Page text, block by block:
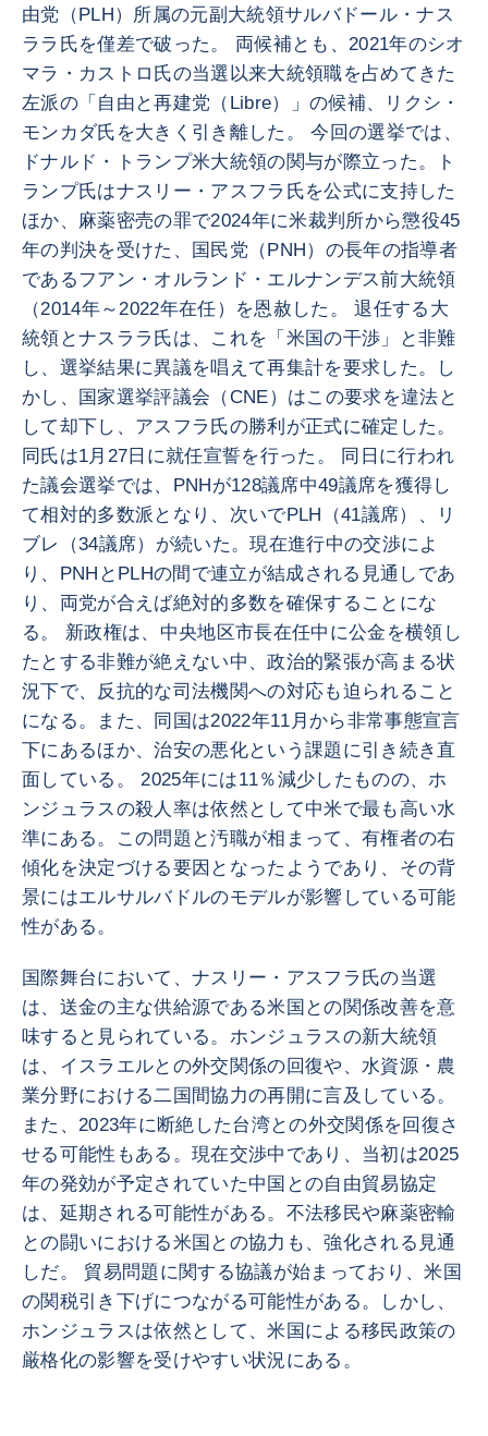
由党（PLH）所属の元副大統領サルバドール・ナス
ララ氏を僅差で破った。 両候補とも、2021年のシオ
マラ・カストロ氏の当選以来大統領職を占めてきた
左派の「自由と再建党（Libre）」の候補、リクシ・
モンカダ氏を大きく引き離した。 今回の選挙では、
ドナルド・トランプ米大統領の関与が際立った。ト
ランプ氏はナスリー・アスフラ氏を公式に支持した
ほか、麻薬密売の罪で2024年に米裁判所から懲役45
年の判決を受けた、国民党（PNH）の長年の指導者
であるフアン・オルランド・エルナンデス前大統領
（2014年～2022年在任）を恩赦した。 退任する大
統領とナスララ氏は、これを「米国の干渉」と非難
し、選挙結果に異議を唱えて再集計を要求した。し
かし、国家選挙評議会（CNE）はこの要求を違法と
して却下し、アスフラ氏の勝利が正式に確定した。
同氏は1月27日に就任宣誓を行った。 同日に行われ
た議会選挙では、PNHが128議席中49議席を獲得し
て相対的多数派となり、次いでPLH（41議席）、リ
ブレ（34議席）が続いた。現在進行中の交渉によ
り、PNHとPLHの間で連立が結成される見通しであ
り、両党が合えば絶対的多数を確保することにな
る。 新政権は、中央地区市長在任中に公金を横領し
たとする非難が絶えない中、政治的緊張が高まる状
況下で、反抗的な司法機関への対応も迫られること
になる。また、同国は2022年11月から非常事態宣言
下にあるほか、治安の悪化という課題に引き続き直
面している。 2025年には11％減少したものの、ホ
ンジュラスの殺人率は依然として中米で最も高い水
準にある。この問題と汚職が相まって、有権者の右
傾化を決定づける要因となったようであり、その背
景にはエルサルバドルのモデルが影響している可能
性がある。
国際舞台において、ナスリー・アスフラ氏の当選
は、送金の主な供給源である米国との関係改善を意
味すると見られている。ホンジュラスの新大統領
は、イスラエルとの外交関係の回復や、水資源・農
業分野における二国間協力の再開に言及している。
また、2023年に断絶した台湾との外交関係を回復さ
せる可能性もある。現在交渉中であり、当初は2025
年の発効が予定されていた中国との自由貿易協定
は、延期される可能性がある。不法移民や麻薬密輸
との闘いにおける米国との協力も、強化される見通
しだ。 貿易問題に関する協議が始まっており、米国
の関税引き下げにつながる可能性がある。しかし、
ホンジュラスは依然として、米国による移民政策の
厳格化の影響を受けやすい状況にある。